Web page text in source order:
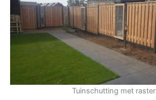
Tuinschutting met raster